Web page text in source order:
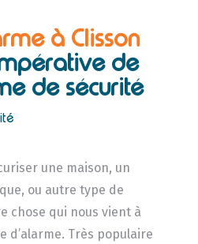
à Clisson
de
de sécurité
une maison, un
ou autre type de
chose qui nous vient à
d’alarme. Très populaire